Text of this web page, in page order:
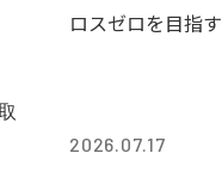
ロスゼロを目指す
2026.07.17